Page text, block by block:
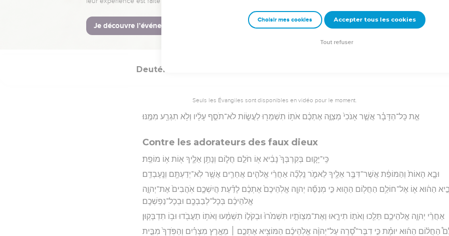
לֵֽאלֹהֵיהֶֽם׃
Hébreu : © Westminster Leningrad Codex - tanach.us --- Grec : © 2010 by the Society of Biblical Literature and
Deutéronome
Seuls les Évangiles sont disponibles en vidéo pour le moment.
אֵ֣ת כָּל־הַדָּבָ֗ר אֲשֶׁ֤ר אָנֹכִי֙ מְצַוֶּ֣ה אֶתְכֶ֔ם אֹת֥וֹ תִשְׁמְר֖וּ לַעֲשׂ֑וֹת לֹא־תֹסֵ֣ף עָלָ֔יו וְלֹ֥א תִגְרַ֖ע מִמֶּֽנּוּ׃
Contre les adorateurs des faux dieux
כִּֽי־יָק֤וּם בְּקִרְבְּךָ֙ נָבִ֔יא א֖וֹ חֹלֵ֣ם חֲל֑וֹם וְנָתַ֥ן אֵלֶ֛יךָ א֖וֹת א֥וֹ מוֹפֵֽת׃
וּבָ֤א הָאוֹת֙ וְהַמּוֹפֵ֔ת אֲשֶׁר־דִּבֶּ֥ר אֵלֶ֖יךָ לֵאמֹ֑ר נֵֽלְכָ֞ה אַחֲרֵ֨י אֱלֹהִ֧ים אֲחֵרִ֛ים אֲשֶׁ֥ר לֹֽא־יְדַעְתָּ֖ם וְנָֽעָבְדֵֽם׃
הַה֔וּא א֛וֹ אֶל־חוֹלֵ֥ם הַחֲל֖וֹם הַה֑וּא כִּ֣י מְנַסֶּ֞ה יְהוָ֤ה אֱלֹֽהֵיכֶם֙ אֶתְכֶ֔ם לָדַ֗עַת הֲיִשְׁכֶ֤ם אֹֽהֲבִים֙ אֶת־יְהוָ֣ה
אֱלֹהֵיכֶ֔ם בְּכָל־לְבַבְכֶ֖ם וּבְכָל־נַפְשְׁכֶֽם׃
אַחֲרֵ֨י יְהוָ֧ה אֱלֹהֵיכֶ֛ם תֵּלֵ֖כוּ וְאֹת֣וֹ תִירָ֑אוּ וְאֶת־מִצְוֺתָ֤יו תִּשְׁמֹ֙רוּ֙ וּבְקֹל֣וֹ תִשְׁמָ֔עוּ וְאֹת֥וֹ תַעֲבֹ֖דוּ וּב֥וֹ תִדְבָּקֽוּן׃
הַחֲל֨וֹם הַה֜וּא יוּמָ֗ת כִּ֣י דִבֶּר־סָ֠רָה עַל־יְהוָ֨ה אֱלֹֽהֵיכֶ֜ם הַמּוֹצִ֥יא אֶתְכֶ֣ם ׀ מֵאֶ֣רֶץ מִצְרַ֗יִם וְהַפֹּֽדְךָ֙ מִבֵּ֣ית
Choisir mes cookies Accepter tous les cookies
Tout refuser